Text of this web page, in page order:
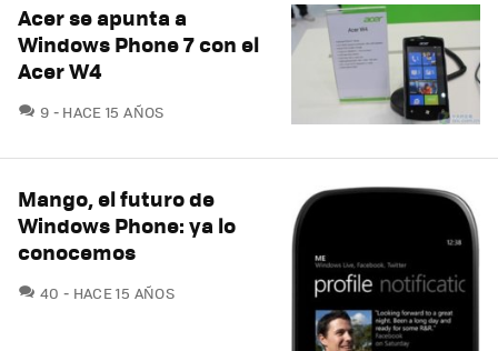
Acer se apunta a
Windows Phone 7 con el
Acer W4
9 COMENTARIOS
HACE 15 AÑOS
Mango, el futuro de
Windows Phone: ya lo
conocemos
40 COMENTARIOS
HACE 15 AÑOS